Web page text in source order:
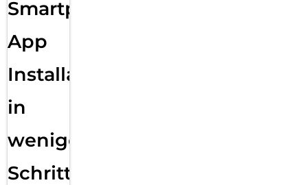
Smartphone
App
Installation
in
wenigen
Schritten